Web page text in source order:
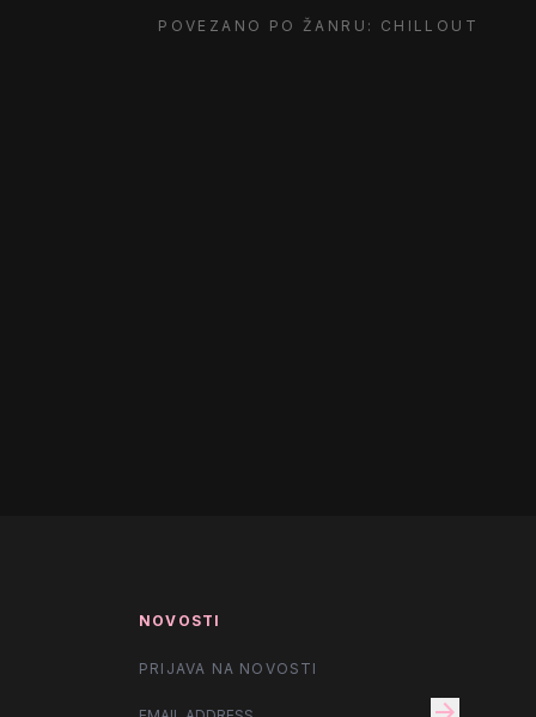
POVEZANO PO ŽANRU: CHILLOUT
NOVOSTI
PRIJAVA NA NOVOSTI